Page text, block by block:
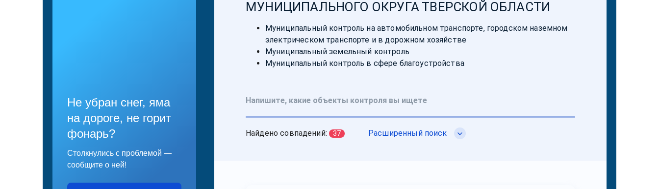
Не убран снег, яма
на дороге, не горит
фонарь?
Столкнулись с проблемой —
сообщите о ней!